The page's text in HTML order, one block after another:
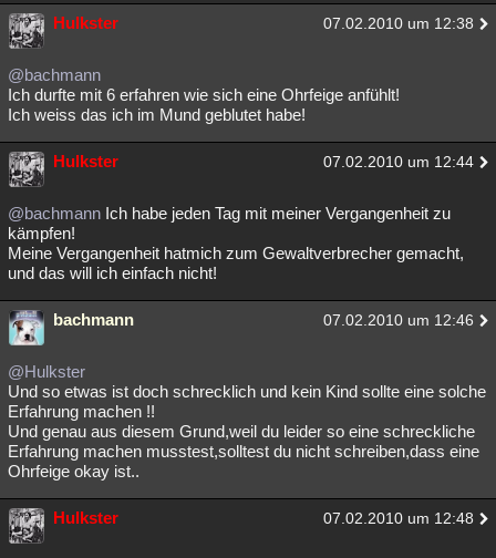
Hulkster 07.02.2010 um 12:38
@bachmann
Ich durfte mit 6 erfahren wie sich eine Ohrfeige anfühlt!
Ich weiss das ich im Mund geblutet habe!
Hulkster 07.02.2010 um 12:44
@bachmann Ich habe jeden Tag mit meiner Vergangenheit zu
kämpfen!
Meine Vergangenheit hatmich zum Gewaltverbrecher gemacht,
und das will ich einfach nicht!
bachmann 07.02.2010 um 12:46
@Hulkster
Und so etwas ist doch schrecklich und kein Kind sollte eine solche
Erfahrung machen !!
Und genau aus diesem Grund,weil du leider so eine schreckliche
Erfahrung machen musstest,solltest du nicht schreiben,dass eine
Ohrfeige okay ist..
Hulkster 07.02.2010 um 12:48